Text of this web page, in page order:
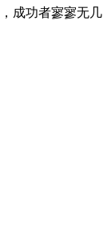
功者寥寥无